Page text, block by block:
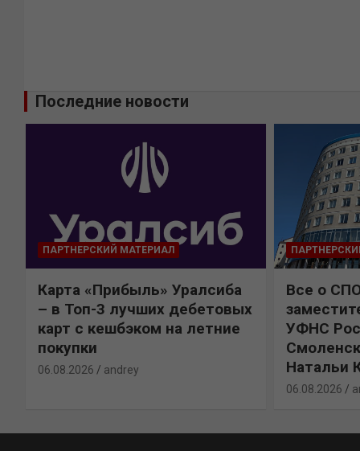
Последние новости
ПАРТНЕРСКИЙ МАТЕРИАЛ
Карта «Прибыль» Уралсиба
– в Топ-3 лучших дебетовых
карт с кешбэком на летние
покупки
06.08.2026 andrey
Все о
УФНС
Натальи
06.08.2026